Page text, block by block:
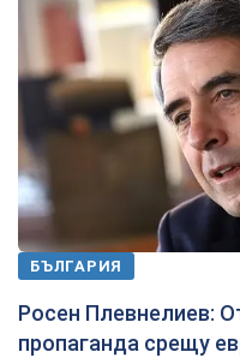
БЪЛГАРИЯ
Росен Плевнелиев:
пропаганда срещу